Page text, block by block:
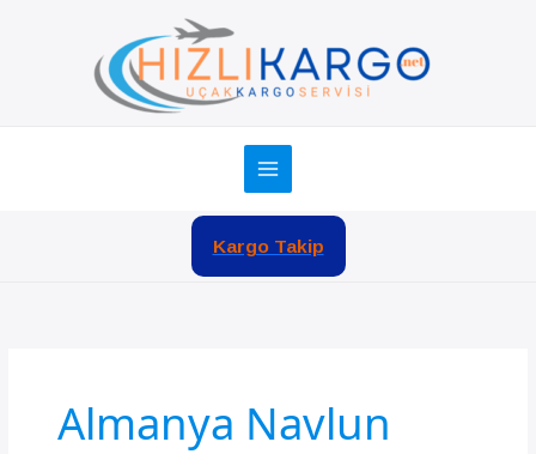
Kargo Takip
Almanya Navlun